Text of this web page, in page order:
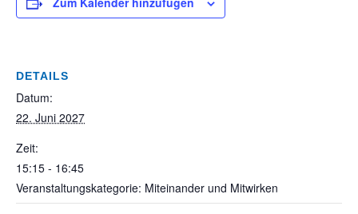
Zeit:
Veranstaltungskategorie: Miteinander und Mitwirken
Sprachgruppe Kurdisch